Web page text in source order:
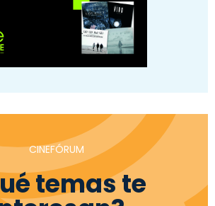
CINEFÓRUM
temas te